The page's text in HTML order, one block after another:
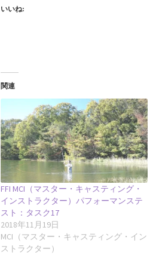
いいね:
関連
FFI MCI（マスター・キャスティング・
インストラクター）パフォーマンステ
スト：タスク17
2018年11月19日
MCI（マスター・キャスティング・イン
ストラクター）